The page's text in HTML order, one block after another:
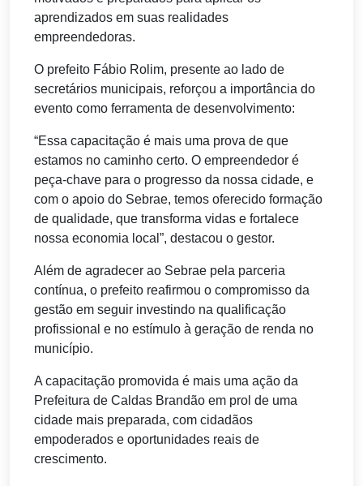
aprendizados em suas realidades
empreendedoras.
O prefeito Fábio Rolim, presente ao lado de
secretários municipais, reforçou a importância do
evento como ferramenta de desenvolvimento:
“Essa capacitação é mais uma prova de que
estamos no caminho certo. O empreendedor é
peça-chave para o progresso da nossa cidade, e
com o apoio do Sebrae, temos oferecido formação
de qualidade, que transforma vidas e fortalece
nossa economia local”, destacou o gestor.
Além de agradecer ao Sebrae pela parceria
contínua, o prefeito reafirmou o compromisso da
gestão em seguir investindo na qualificação
profissional e no estímulo à geração de renda no
município.
A capacitação promovida é mais uma ação da
Prefeitura de Caldas Brandão em prol de uma
cidade mais preparada, com cidadãos
empoderados e oportunidades reais de
crescimento.